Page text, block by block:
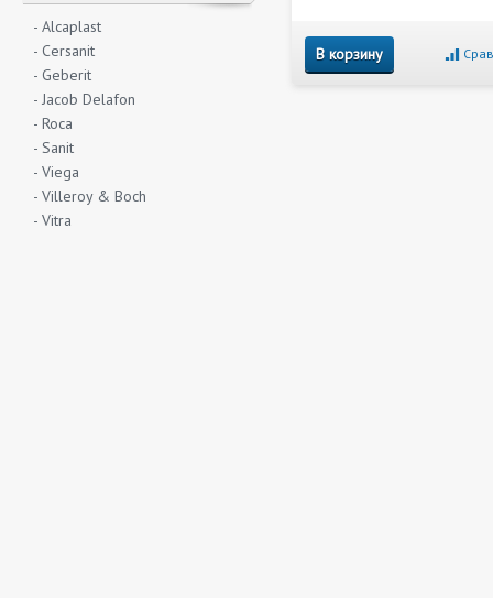
- Alcaplast
- Cersanit
- Geberit
- Jacob Delafon
- Roca
- Sanit
- Viega
- Villeroy & Boch
- Vitra
В корзину